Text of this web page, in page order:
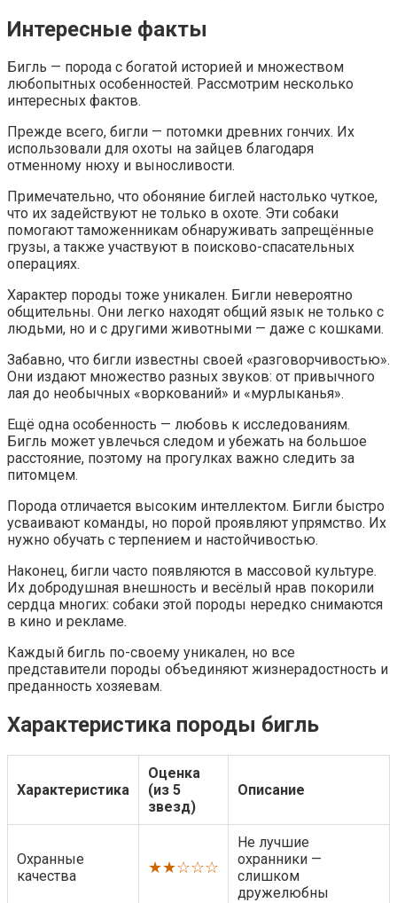
Интересные факты
Бигль — порода с богатой историей и множеством
любопытных особенностей. Рассмотрим несколько
интересных фактов.
Прежде всего, бигли — потомки древних гончих. Их
использовали для охоты на зайцев благодаря
отменному нюху и выносливости.
Примечательно, что обоняние биглей настолько чуткое,
что их задействуют не только в охоте. Эти собаки
помогают таможенникам обнаруживать запрещённые
грузы, а также участвуют в поисково-спасательных
операциях.
Характер породы тоже уникален. Бигли невероятно
общительны. Они легко находят общий язык не только с
людьми, но и с другими животными — даже с кошками.
Забавно, что бигли известны своей «разговорчивостью».
Они издают множество разных звуков: от привычного
лая до необычных «воркований» и «мурлыканья».
Ещё одна особенность — любовь к исследованиям.
Бигль может увлечься следом и убежать на большое
расстояние, поэтому на прогулках важно следить за
питомцем.
Порода отличается высоким интеллектом. Бигли быстро
усваивают команды, но порой проявляют упрямство. Их
нужно обучать с терпением и настойчивостью.
Наконец, бигли часто появляются в массовой культуре.
Их добродушная внешность и весёлый нрав покорили
сердца многих: собаки этой породы нередко снимаются
в кино и рекламе.
Каждый бигль по-своему уникален, но все
представители породы объединяют жизнерадостность и
преданность хозяевам.
Характеристика породы бигль
Характеристика
Оценка
(из 5
звезд)
Описание
Охранные
качества
★★☆☆☆
Не лучшие
охранники —
слишком
дружелюбны